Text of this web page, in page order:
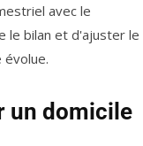
avec le
le bilan et d'ajuster le
un domicile